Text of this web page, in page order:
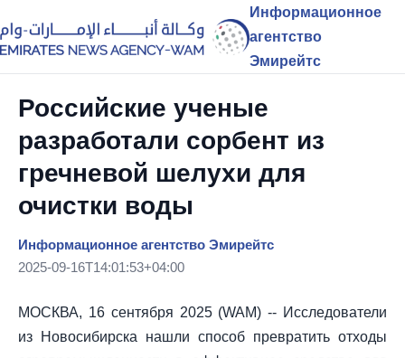
Информационное
агентство
Эмирейтс
Российские ученые
разработали сорбент из
гречневой шелухи для
очистки воды
Информационное агентство Эмирейтс
2025-09-16T14:01:53+04:00
МОСКВА, 16 сентября 2025 (WAM) -- Исследователи
из Новосибирска нашли способ превратить отходы